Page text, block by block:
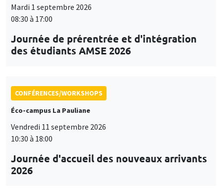
Mardi 1 septembre 2026
08:30 à 17:00
Journée de prérentrée et d'intégration
des étudiants AMSE 2026
CONFÉRENCES/WORKSHOPS
Éco-campus La Pauliane
Vendredi 11 septembre 2026
10:30 à 18:00
Journée d'accueil des nouveaux arrivants
2026